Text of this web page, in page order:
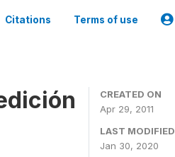
Citations Terms of use
CREATED ON
Apr 29, 2011
LAST MODIFIED
Jan 30, 2020